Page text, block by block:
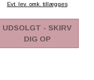
Evt. lev. omk. tillægges
UDSOLGT - SKIRV
DIG OP